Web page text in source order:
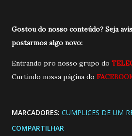
Gostou do nosso conteúdo? Seja
postarmos algo novo:
Entrando pro nosso grupo do
Curtindo nossa página do FA
MARCADORES: CUMPLICES DE UM
COMPARTILHAR